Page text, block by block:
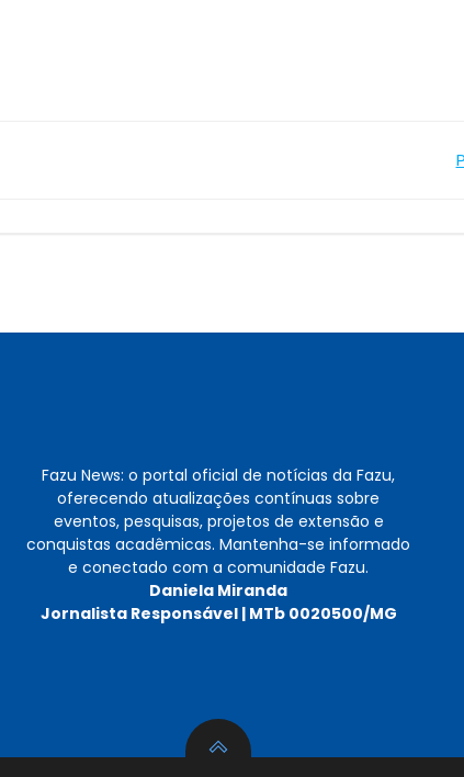
Fazu News: o portal oficial de notícias da Fazu,
oferecendo atualizações contínuas sobre
eventos, pesquisas, projetos de extensão e
conquistas acadêmicas. Mantenha-se informado
e conectado com a comunidade Fazu.
Daniela Miranda
Jornalista Responsável | MTb 0020500/MG